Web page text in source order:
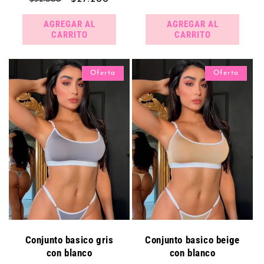
habitualde
oferta
AGREGAR AL
CARRITO
oferta
AGREGAR AL
CARRITO
Oferta
Conjunto basico gris
con blanco
Oferta
Conjunto basico beige
con blanco